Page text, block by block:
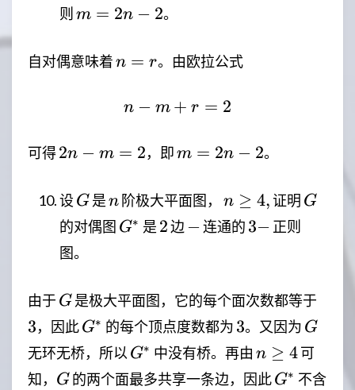
则 m=2n-
m = 2n − 2。
自对偶意味着n=r
n = r。由欧拉公式
n-m+r=2
n − m + r = 2
可得2n-
2n − m = 2，即m=2n-
m = 2n − 2。
设 G
G 是n
n 阶极大平面图， n
\ge
4,
n ≥ 4,证明 G
G
的对偶图 G^*
G∗ 是 2
2边 -
−连通的 3-
3− 正则
图。
由于 G
G 是极大平面图，它的每个面次数都等于
3，因此G^*
G∗ 的每个顶点度数都为 3
3。又因为 G
G
无环无桥，所以 G^*
G∗ 中没有桥。再由 n\geq
4
n ≥ 4可
知， G
G 的两个面最多共享一条边，因此G^*
G∗ 不含